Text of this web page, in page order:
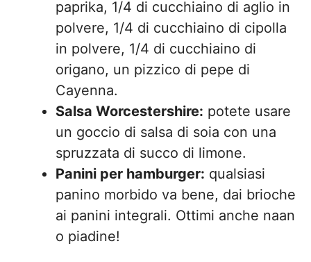
paprika, 1/4 di cucchiaino di aglio in
polvere, 1/4 di cucchiaino di cipolla
in polvere, 1/4 di cucchiaino di
origano, un pizzico di pepe di
Cayenna.
Salsa Worcestershire: potete usare
un goccio di salsa di soia con una
spruzzata di succo di limone.
Panini per hamburger: qualsiasi
panino morbido va bene, dai brioche
ai panini integrali. Ottimi anche naan
o piadine!